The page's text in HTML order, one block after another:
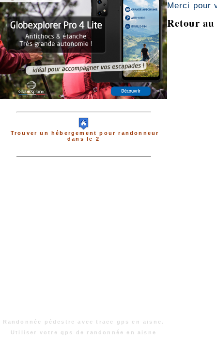
Trouver un hébergement pour randonneur
dans le 2
Randonnée pédestre avec trace gps en aisne.
Utiliser votre gps de randonnée en aisne
Merci pour
Retour